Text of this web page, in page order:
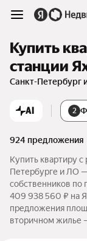
Купить
станции
Санкт-Петербург
AI 2
924 предложения
Купить квартиру
Петербурге и ЛО
собственников
409 938 560 ₽ на
предложения
вторичном жилье